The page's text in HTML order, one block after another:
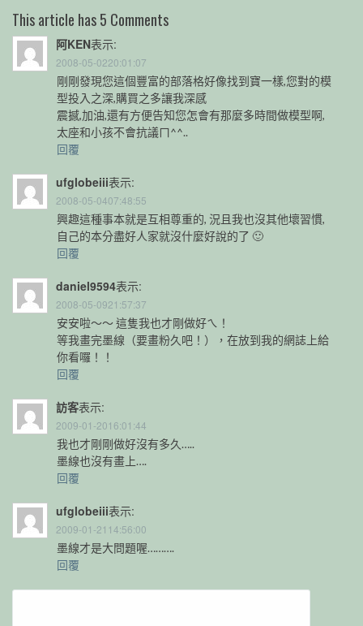
This article has 5 Comments
阿KEN表示:
2008-05-0220:01:07
剛剛發現您這個豐富的部落格好像找到寶一樣,您對的模
型投入之深,購買之多讓我深感
震撼,加油,還有方便告知您怎會有那麼多時間做模型啊,
太座和小孩不會抗議ㄇ^^..
回覆
ufglobeiii表示:
2008-05-0407:48:55
興趣這種事本就是互相尊重的, 況且我也沒其他壞習慣,
自己的本分盡好人家就沒什麼好說的了 🙂
回覆
daniel9594表示:
2008-05-0921:57:37
安安啦～～ 這隻我也才剛做好ㄟ！
等我畫完墨線（要畫粉久吧！），在放到我的網誌上給
你看囉！！
回覆
訪客表示:
2009-01-2016:01:44
我也才剛剛做好沒有多久…..
墨線也沒有畫上….
回覆
ufglobeiii表示:
2009-01-2114:56:00
墨線才是大問題喔……….
回覆